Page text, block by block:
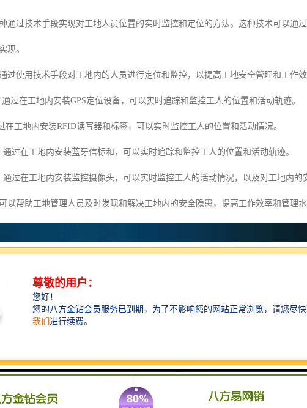
通过技术手段实现对工地人员位置的实时监控和定位的方法。这种技术可以通
现。
过使用技术手段对工地内的人员进行定位和监控，以提高工地安全管理和工作
通过在工地内安装GPS定位设备，可以实时追踪和监控工人的位置和活动轨迹。
在工地内安装RFID读写器和标签，可以实时监控工人的位置和活动情况。
过在工地内安装蓝牙信标和，可以实时追踪和监控工人的位置和活动轨迹。
过在工地内安装监控摄像头，可以实时监控工人的活动情况，以及对工地内的
以帮助工地管理人员及时发现和解决工地内的安全隐患，提高工作效率和管理